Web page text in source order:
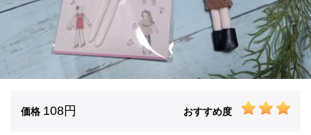
価格 108円 おすすめ度